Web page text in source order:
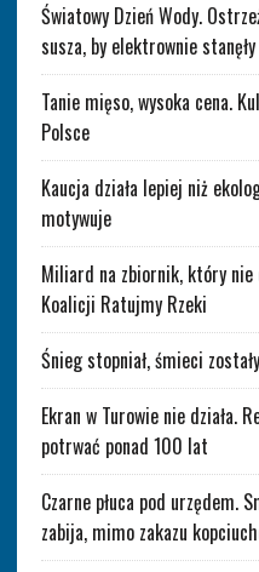
Światowy Dzień Wody.
susza, by elektrownie stanęły
Tanie mięso, wysoka cena.
Polsce
Kaucja działa lepiej niż
motywuje
Miliard na zbiornik, który
Koalicji Ratujmy Rzeki
Śnieg stopniał, śmieci
Ekran w Turowie nie działa.
potrwać ponad 100 lat
Czarne płuca pod urzędem.
zabija, mimo zakazu